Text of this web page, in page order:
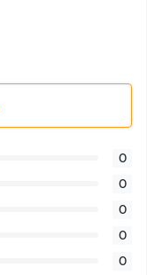
0
0
0
0
0